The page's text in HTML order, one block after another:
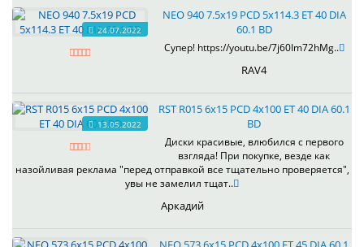
24.07.2022
NEO 940 7.5x19 PCD 5x114.3 ET 40 DIA
60.1 BD
Супер! https://youtu.be/7j60Im72hMg..
RAV4
13.05.2022
RST R015 6x15 PCD 4x100 ET 40 DIA 60.1
BD
Диски красивые, влюбился с первого
взгляда! При покупке, везде как
назойливая реклама "перед отправкой все тщательно проверяется",
увы не замелил тщат..
Аркадий